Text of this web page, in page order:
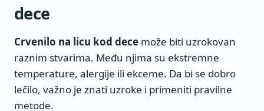
dece
Crvenilo na licu kod dece može biti uzrokovan
raznim stvarima. Među njima su ekstremne
temperature, alergije ili ekceme. Da bi se dobro
lečilo, važno je znati uzroke i primeniti pravilne
metode.